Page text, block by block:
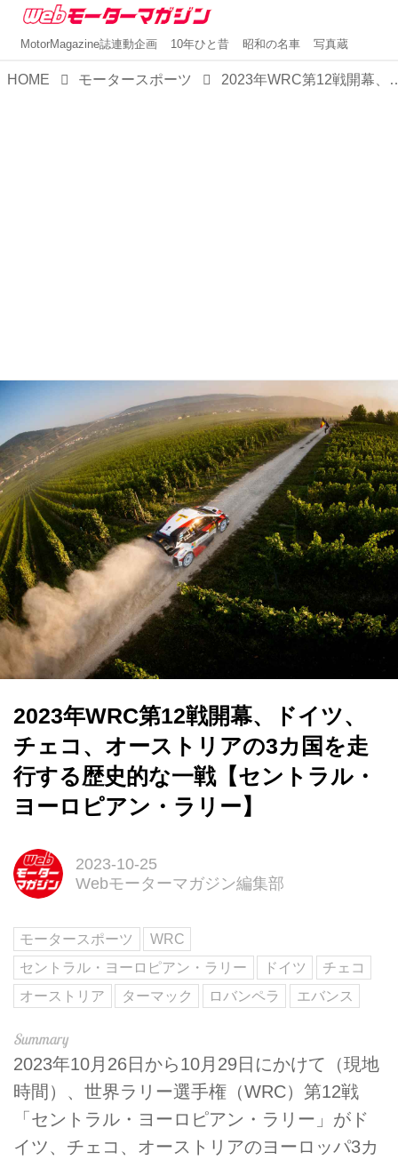
MotorMagazine誌連動企画 10年ひと昔 昭和の名車 写真蔵
HOME モータースポーツ 2023年WRC第12戦開幕、ドイツ、チェコ、オース
2023年WRC第12戦開幕、ドイツ、
チェコ、オーストリアの3カ国を走
行する歴史的な一戦【セントラル・
ヨーロピアン・ラリー】
2023-10-25
Webモーターマガジン編集部
モータースポーツ
WRC
セントラル・ヨーロピアン・ラリー
ドイツ
チェコ
オーストリア
ターマック ロバンペラ エバンス
2023年10月26日から10月29日にかけて（現地
時間）、世界ラリー選手権（WRC）第12戦
「セントラル・ヨーロピアン・ラリー」がド
イツ、チェコ、オーストリアのヨーロッパ3カ